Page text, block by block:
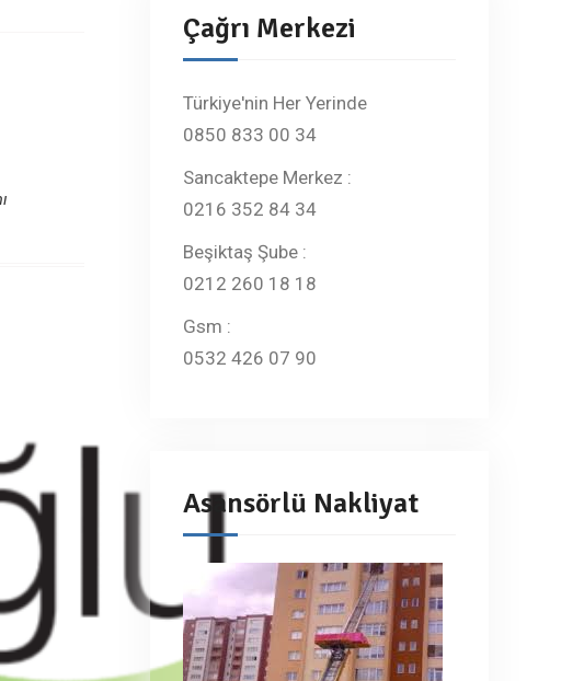
Çağrı Merkezi
Türkiye'nin Her Yerinde
0850 833 00 34
Sancaktepe Merkez :
0216 352 84 34
Beşiktaş Şube :
0212 260 18 18
Gsm :
0532 426 07 90
Asansörlü Nakliyat